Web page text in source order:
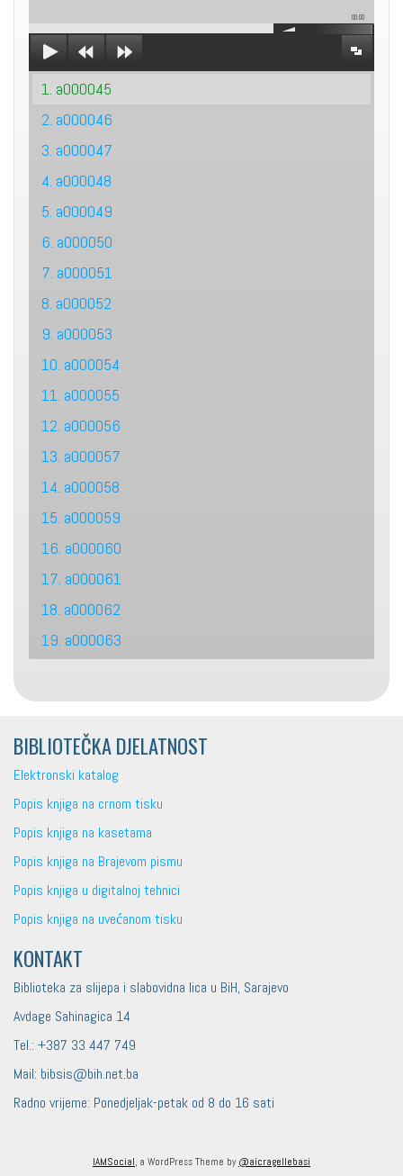
00:00
1. a000045
2. a000046
3. a000047
4. a000048
5. a000049
6. a000050
7. a000051
8. a000052
9. a000053
10. a000054
11. a000055
12. a000056
13. a000057
14. a000058
15. a000059
16. a000060
17. a000061
18. a000062
19. a000063
BIBLIOTEČKA DJELATNOST
Elektronski katalog
Popis knjiga na crnom tisku
Popis knjiga na kasetama
Popis knjiga na Brajevom pismu
Popis knjiga u digitalnoj tehnici
Popis knjiga na uvećanom tisku
KONTAKT
Biblioteka za slijepa i slabovidna lica u BiH, Sarajevo
Avdage Sahinagica 14
Tel.: +387 33 447 749
Mail: bibsis@bih.net.ba
Radno vrijeme: Ponedjeljak-petak od 8 do 16 sati
IAMSocial, a WordPress Theme by @aicragellebasi